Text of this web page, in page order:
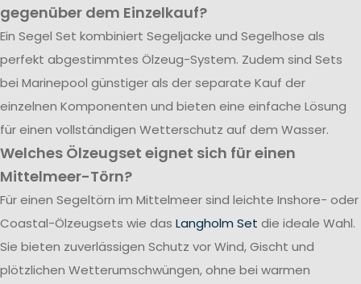
gegenüber dem Einzelkauf?
Ein Segel Set kombiniert Segeljacke und Segelhose als
perfekt abgestimmtes Ölzeug-System. Zudem sind Sets
bei Marinepool günstiger als der separate Kauf der
einzelnen Komponenten und bieten eine einfache Lösung
für einen vollständigen Wetterschutz auf dem Wasser.
Welches Ölzeugset eignet sich für einen
Mittelmeer-Törn?
Für einen Segeltörn im Mittelmeer sind leichte Inshore- oder
Coastal-Ölzeugsets wie das Langholm Set die ideale Wahl.
Sie bieten zuverlässigen Schutz vor Wind, Gischt und
plötzlichen Wetterumschwüngen, ohne bei warmen